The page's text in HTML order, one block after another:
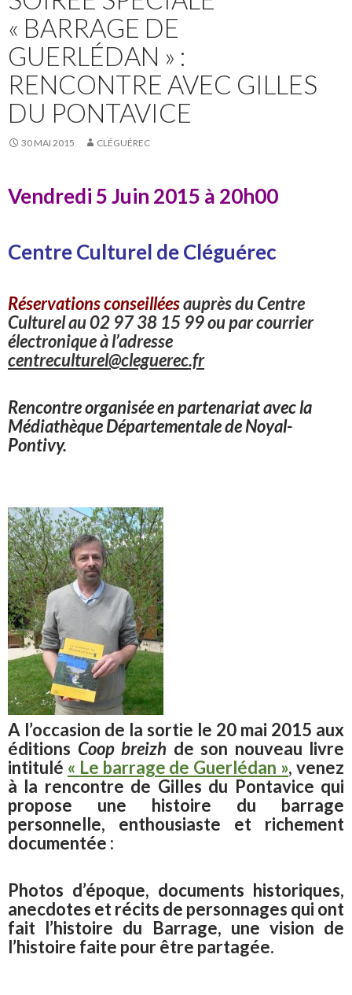
« BARRAGE DE
GUERLÉDAN » :
RENCONTRE AVEC GILLES
DU PONTAVICE
30 MAI 2015 CLÉGUÉREC
Vendredi 5 Juin 2015 à 20h00
Centre Culturel de Cléguérec
Réservations conseilléesauprès du Centre
Culturel au 02 97 38 15 99 ou par courrier
électronique à l’adresse
centreculturel@cleguerec.fr
Rencontre organisée en partenariat avec la
Médiathèque Départementale de Noyal-
Pontivy.
A l’occasion de la sortie le 20 mai 2015 aux
éditions Coop breizh de son nouveau livre
intitulé « Le barrage de Guerlédan », venez
à la rencontre de Gilles du Pontavice qui
propose une histoire du barrage
personnelle, enthousiaste et richement
documentée :
Photos d’époque, documents historiques,
anecdotes et récits de personnages qui ont
fait l’histoire du Barrage, une vision de
l’histoire faite pour être partagée.